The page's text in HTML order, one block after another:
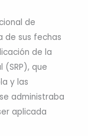
de
de sus fechas
de la
(SRP), que
y las
administraba
aplicada